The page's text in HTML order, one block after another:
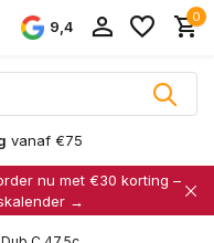
9,4
0
vanaf €75
nu met €30 korting –
→